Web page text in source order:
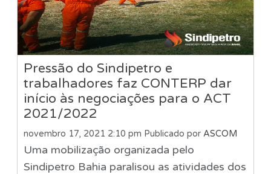
Pressão do Sindipetro e
trabalhadores faz CONTERP dar
início às negociações para o ACT
2021/2022
novembro 17, 2021 2:10 pm Publicado por ASCOM
Uma mobilização organizada pelo
Sindipetro Bahia paralisou as atividades dos